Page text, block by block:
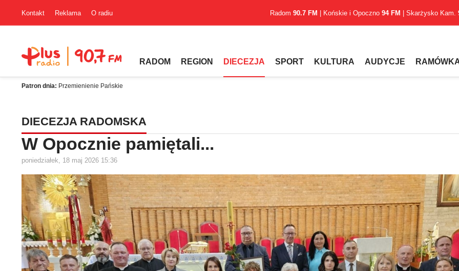
Kontakt Reklama O radiu Radom 90.7 FM | Końskie i Opoczno 94 FM | Skarżysko Kam.
RADOM REGION DIECEZJA SPORT KULTURA AUDYCJE
Patron dnia: Przemienienie Pańskie
DIECEZJA RADOMSKA
W Opocznie pamiętali...
poniedziałek, 18 maj 2026 15:36